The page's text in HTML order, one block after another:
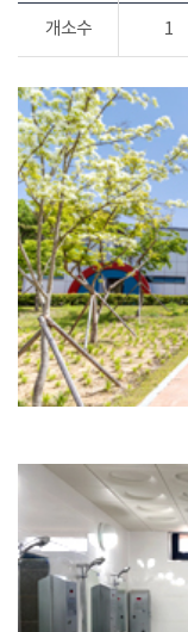
개소수 1